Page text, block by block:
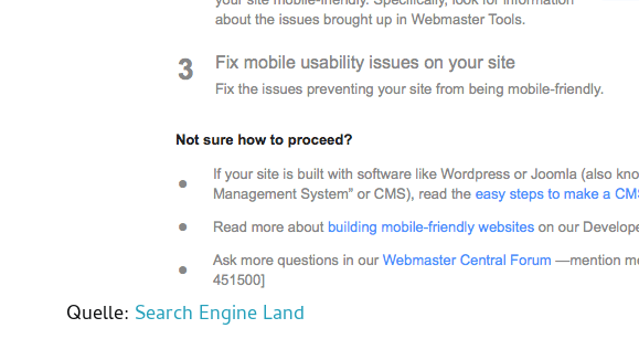
Quelle: Search Engine Land